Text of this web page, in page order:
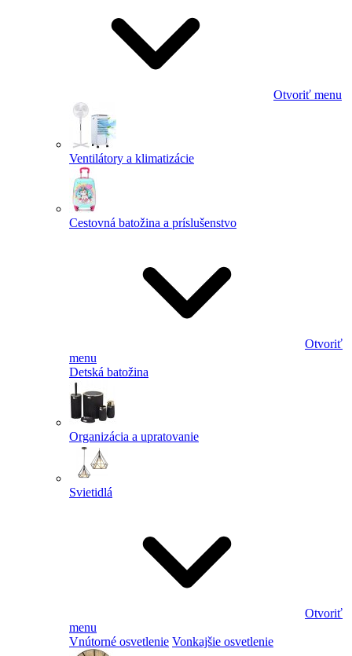
Otvoriť menu
Ventilátory a klimatizácie
Cestovná batožina a príslušenstvo
Otvoriť
menu
Detská batožina
Organizácia a upratovanie
Svietidlá
Otvoriť
menu
Vnútorné osvetlenie Vonkajšie osvetlenie